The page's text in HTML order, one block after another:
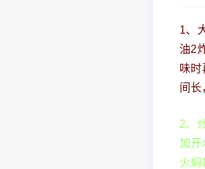
1、
油2
味
间长
2、
加开
火焖